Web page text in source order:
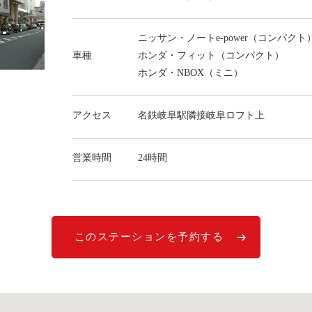
車種
ニッサン・ノートe-power（コンパクト
ホンダ・フィット（コンパクト）
ホンダ・NBOX（ミニ）
アクセス 名鉄岐阜駅隣接岐阜ロフト上
営業時間 24時間
このステーションを予約する